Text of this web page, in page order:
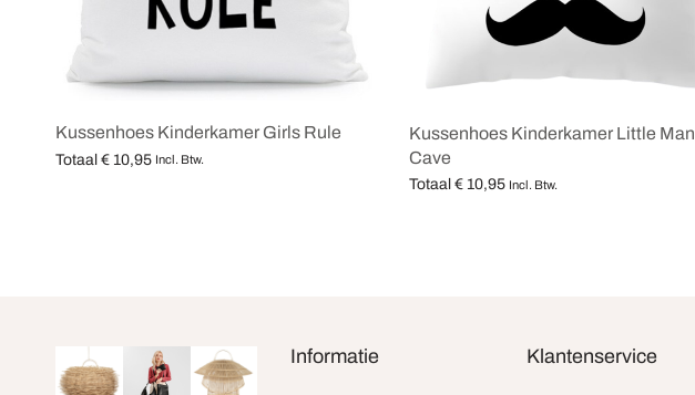
Kussenhoes Kinderkamer Girls Rule
Totaal € 10,95 Incl. Btw.
Kussenhoes Kinderkamer Little Man
Cave
Totaal € 10,95 Incl. Btw.
Informatie Klantenservice